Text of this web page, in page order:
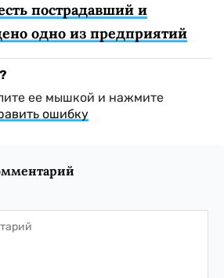
пострадавший и
одно из предприятий
ее мышкой и нажмите
ошибку